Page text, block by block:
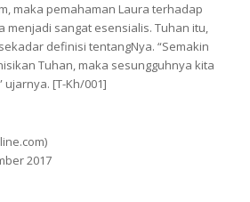
maka pemahaman Laura terhadap
menjadi sangat esensialis. Tuhan itu,
definisi tentangNya. “Semakin
Tuhan, maka sesungguhnya kita
ujarnya. [T-Kh/001]
2017